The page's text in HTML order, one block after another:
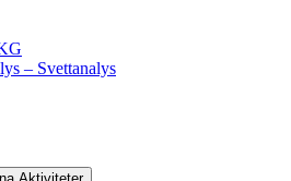
– Svettanalys